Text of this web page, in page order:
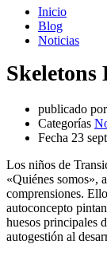
Inicio
Blog
Noticias
Skeletons
publicado por
Categorías
Fecha 23
Los niños de
«Quiénes somos»,
comprensiones.
autoconcepto
huesos principales
autogestión al